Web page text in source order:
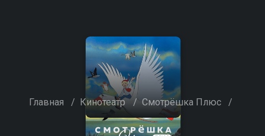
Главная / Кинотеатр / Смотрёшка Плюс /